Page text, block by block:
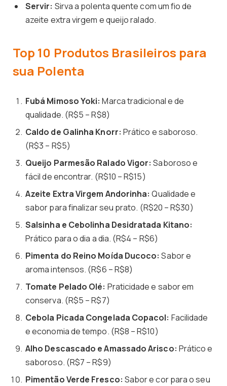
Servir: Sirva a polenta quente com um fio de
azeite extra virgem e queijo ralado.
Top 10 Produtos Brasileiros para
sua Polenta
Fubá Mimoso Yoki: Marca tradicional e de
qualidade. (R$5 – R$8)
Caldo de Galinha Knorr: Prático e saboroso.
(R$3 – R$5)
Queijo Parmesão Ralado Vigor: Saboroso e
fácil de encontrar. (R$10 – R$15)
Azeite Extra Virgem Andorinha: Qualidade e
sabor para finalizar seu prato. (R$20 – R$30)
Salsinha e Cebolinha Desidratada Kitano:
Prático para o dia a dia. (R$4 – R$6)
Pimenta do Reino Moída Ducoco: Sabor e
aroma intensos. (R$6 – R$8)
Tomate Pelado Olé: Praticidade e sabor em
conserva. (R$5 – R$7)
Cebola Picada Congelada Copacol: Facilidade
e economia de tempo. (R$8 – R$10)
Alho Descascado e Amassado Arisco: Prático e
saboroso. (R$7 – R$9)
Pimentão Verde Fresco: Sabor e cor para o seu